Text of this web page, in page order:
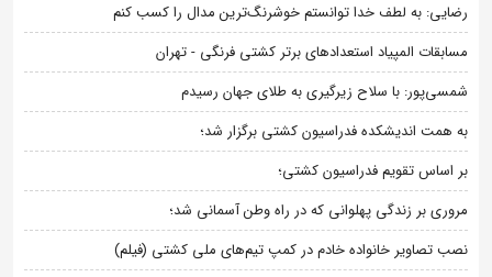
رضایی: به لطف خدا توانستم خوشرنگ‌ترین مدال را کسب کنم
مسابقات المپیاد استعدادهای برتر کشتی فرنگی - تهران
شمسی‌پور: با سلاح زیرگیری به طلای جهان رسیدم
به همت اندیشکده فدراسیون کشتی برگزار شد؛
بر اساس تقویم فدراسیون کشتی؛
مروری بر زندگی پهلوانی که در راه وطن آسمانی شد؛
نصب تصاویر خانواده خادم در کمپ تیم‌های ملی کشتی (فیلم)